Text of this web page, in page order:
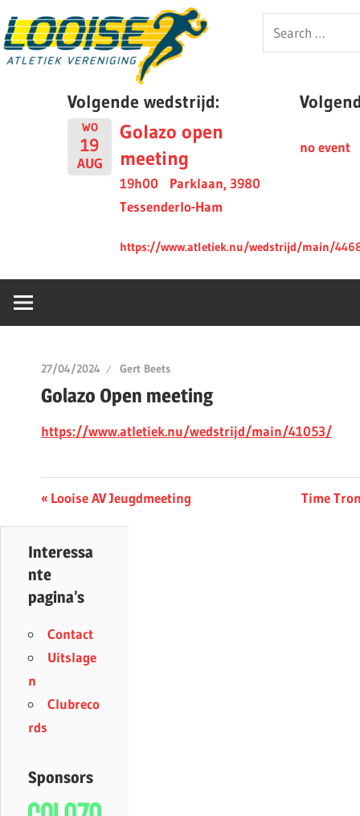
to
content
Looise
Search
for:
Volgende wedstrijd:
WO
19
AUG
Golazo open
meeting
19h00
Parklaan, 3980
Tessenderlo-Ham
https://www.atletiek.nu/wedstrijd/main/
no event
27/04/2024 Gert Beets
Golazo Open meeting
https://www.atletiek.nu/wedstrijd/main/41053/
Berichtnavigatie
Previous
Looise AV Jeugdmeeting
Next
Time
Interessa
nte
pagina’s
Contact
Uitslage
n
Clubreco
rds
Sponsors